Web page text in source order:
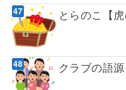
とらのこ【
クラブの語